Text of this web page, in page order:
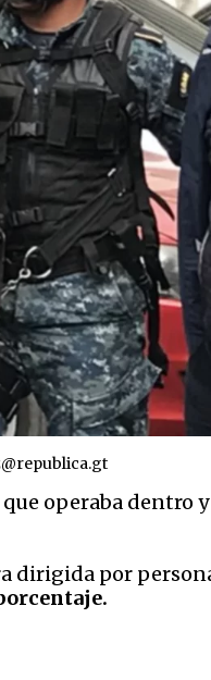
operaba dentro
dirigida por